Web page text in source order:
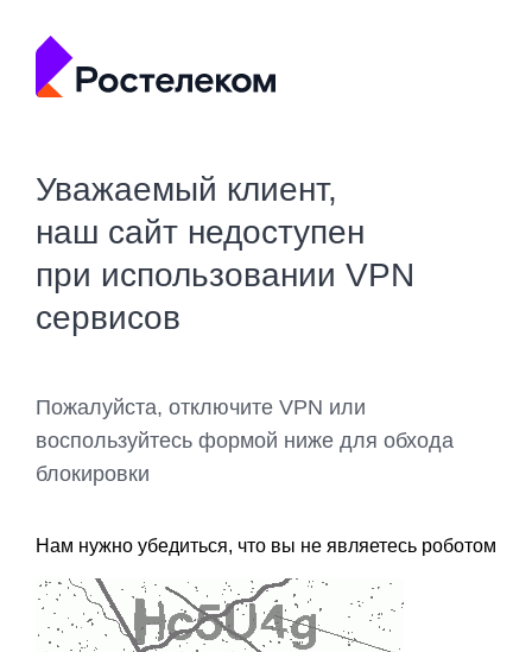
Уважаемый клиент,
наш сайт недоступен
при использовании VPN
сервисов
Пожалуйста, отключите VPN или
воспользуйтесь формой ниже для обхода
блокировки
Нам нужно убедиться, что вы не являетесь роботом